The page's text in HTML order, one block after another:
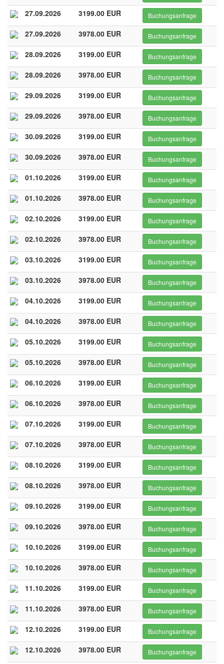
27.09.2026 3199.00 EUR Buchungsanfrage
27.09.2026 3978.00 EUR Buchungsanfrage
28.09.2026 3199.00 EUR Buchungsanfrage
28.09.2026 3978.00 EUR Buchungsanfrage
29.09.2026 3199.00 EUR Buchungsanfrage
29.09.2026 3978.00 EUR Buchungsanfrage
30.09.2026 3199.00 EUR Buchungsanfrage
30.09.2026 3978.00 EUR Buchungsanfrage
01.10.2026 3199.00 EUR Buchungsanfrage
01.10.2026 3978.00 EUR Buchungsanfrage
02.10.2026 3199.00 EUR Buchungsanfrage
02.10.2026 3978.00 EUR Buchungsanfrage
03.10.2026 3199.00 EUR Buchungsanfrage
03.10.2026 3978.00 EUR Buchungsanfrage
04.10.2026 3199.00 EUR Buchungsanfrage
04.10.2026 3978.00 EUR Buchungsanfrage
05.10.2026 3199.00 EUR Buchungsanfrage
05.10.2026 3978.00 EUR Buchungsanfrage
06.10.2026 3199.00 EUR Buchungsanfrage
06.10.2026 3978.00 EUR Buchungsanfrage
07.10.2026 3199.00 EUR Buchungsanfrage
07.10.2026 3978.00 EUR Buchungsanfrage
08.10.2026 3199.00 EUR Buchungsanfrage
08.10.2026 3978.00 EUR Buchungsanfrage
09.10.2026 3199.00 EUR Buchungsanfrage
09.10.2026 3978.00 EUR Buchungsanfrage
10.10.2026 3199.00 EUR Buchungsanfrage
10.10.2026 3978.00 EUR Buchungsanfrage
11.10.2026 3199.00 EUR Buchungsanfrage
11.10.2026 3978.00 EUR Buchungsanfrage
12.10.2026 3199.00 EUR Buchungsanfrage
12.10.2026 3978.00 EUR Buchungsanfrage